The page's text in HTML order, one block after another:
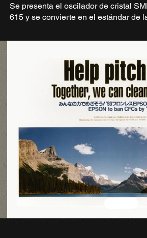
Se presenta el oscilador de cristal
615 y se convierte en el estándar de